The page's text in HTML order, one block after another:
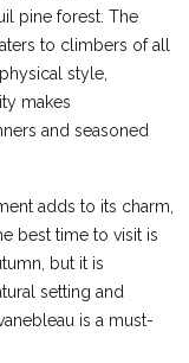
pine forest. The
to climbers of all
style,
makes
and seasoned
adds to its charm,
best time to visit is
but it is
setting and
is a must-